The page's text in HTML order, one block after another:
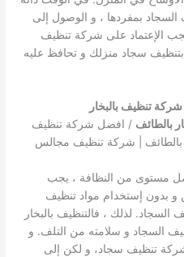
السجاد بمفردها ، و الوصول إلى
الإعتماد على شركة تنظيف
سجاد منزلك و تحافظ عليه
شركة تنظيف بالبخار
بالطائف / افضل شركة تنظيف
بالطائف | شركة تنظيف مجالس
مستوى من النظافة ، يجب
بدون إستخدام مواد تنظيف
لذلك ، فالتنظيف بالبخار
السجاد و سلامته من التلف. و
شركة تنظيف سجاد، و لكن إلى